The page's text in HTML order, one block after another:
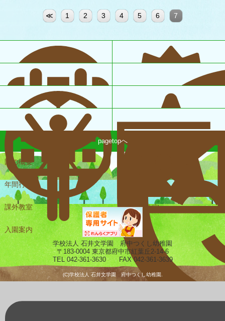
≪ 1 2 3 4 5 6 7
園の概要
年間行事
課外教室 未就園児教室
入園案内 ギャラリー
pagetopへ
学校法人 石井文学園 府中つくし幼稚園
〒183-0004 東京都府中市紅葉丘2-14-6
TEL 042-361-3630 FAX 042-361-3639
(C)学校法人 石井文学園 府中つくし幼稚園.